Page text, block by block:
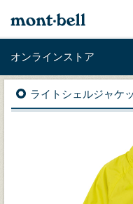
オンラインストア
ライトシェルジャケ